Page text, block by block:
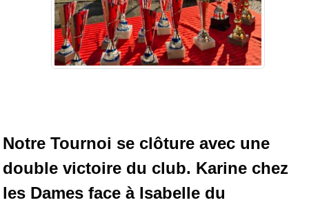
Notre Tournoi se clôture avec une
double victoire du club. Karine chez
les Dames face à Isabelle du